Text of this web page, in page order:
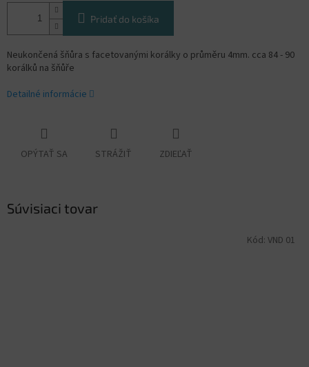
Pridať do košíka
Neukončená šňůra s facetovanými korálky o průměru 4mm. cca 84 - 90
korálků na šňůře
Detailné informácie
OPÝTAŤ SA STRÁŽIŤ ZDIEĽAŤ
Súvisiaci tovar
Kód: VND 01